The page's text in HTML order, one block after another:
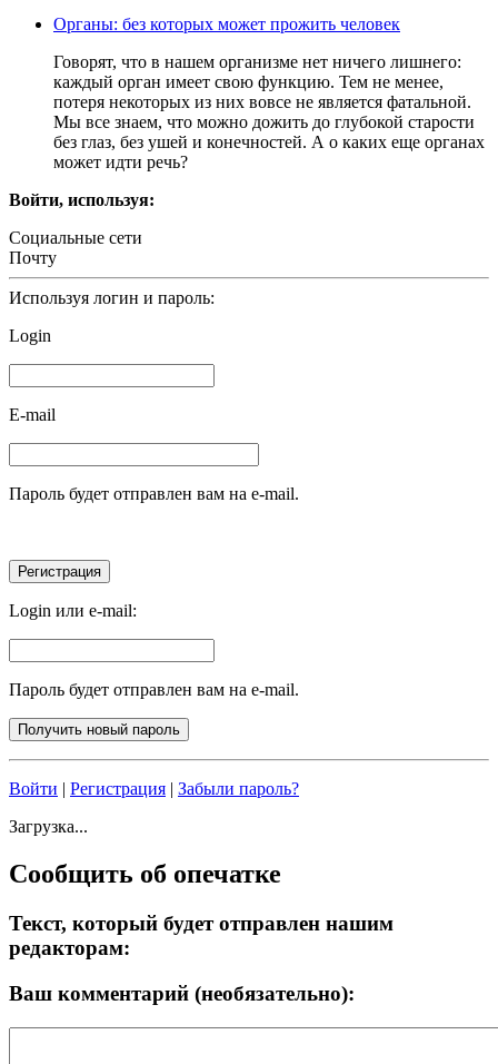
Органы: без которых может прожить человек
Говорят, что в нашем организме нет ничего лишнего:
каждый орган имеет свою функцию. Тем не менее,
потеря некоторых из них вовсе не является фатальной.
Мы все знаем, что можно дожить до глубокой старости
без глаз, без ушей и конечностей. А о каких еще органах
может идти речь?
Войти, используя:
Социальные сети
Почту
Используя логин и пароль:
Login
E-mail
Пароль будет отправлен вам на e-mail.
Login или e-mail:
Пароль будет отправлен вам на e-mail.
Войти | Регистрация | Забыли пароль?
Загрузка...
Сообщить об опечатке
Текст, который будет отправлен нашим
редакторам:
Ваш комментарий (необязательно):